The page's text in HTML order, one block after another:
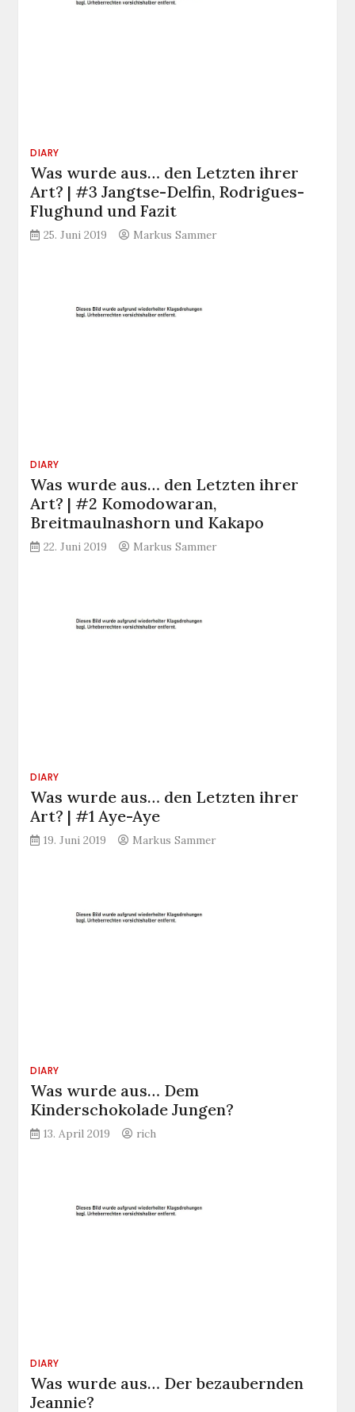
DIARY
Was wurde aus… den Letzten ihrer
Art? | #3 Jangtse-Delfin, Rodrigues-
Flughund und Fazit
25. Juni 2019 Markus Sammer
DIARY
Was wurde aus… den Letzten ihrer
Art? | #2 Komodowaran,
Breitmaulnashorn und Kakapo
22. Juni 2019 Markus Sammer
DIARY
Was wurde aus… den Letzten ihrer
Art? | #1 Aye-Aye
19. Juni 2019 Markus Sammer
DIARY
Was wurde aus… Dem
Kinderschokolade Jungen?
13. April 2019 rich
DIARY
Was wurde aus… Der bezaubernden
Jeannie?